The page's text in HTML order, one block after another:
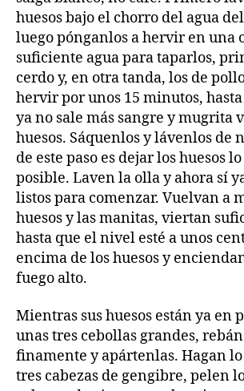
huesos bajo el chorro del agua
luego pónganlos a hervir en una
suficiente agua para taparlos,
cerdo y, en otra tanda, los de
hervir por unos 15 minutos,
ya no sale más sangre y mugrita
huesos. Sáquenlos y lávenlos de
de este paso es dejar los huesos
posible. Laven la olla y ahora sí
listos para comenzar. Vuelvan a
huesos y las manitas, viertan
hasta que el nivel esté a unos
encima de los huesos y
fuego alto.
Mientras sus huesos están ya en
unas tres cebollas grandes,
finamente y apártenlas. Hagan
tres cabezas de gengibre, pelen